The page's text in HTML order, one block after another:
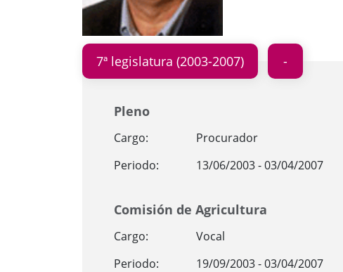
7ª legislatura (2003-2007)
Pleno
Cargo:
Procurador
Periodo:
13/06/2003 - 03/04/2007
Comisión de Agricultura
Cargo:
Vocal
Periodo:
19/09/2003 - 03/04/2007